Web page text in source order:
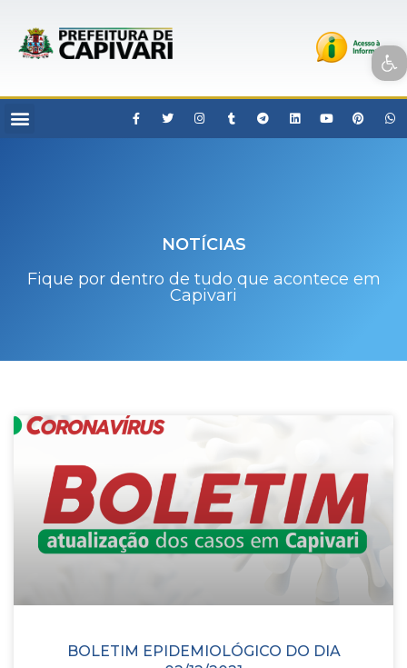
Open toolbar
NOTÍCIAS
Fique por dentro de tudo que acontece em
Capivari
BOLETIM EPIDEMIOLÓGICO DO DIA